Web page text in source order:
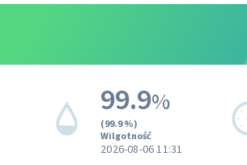
99.9%
(99.9 %)
Wilgotność
2026-08-06 11:31